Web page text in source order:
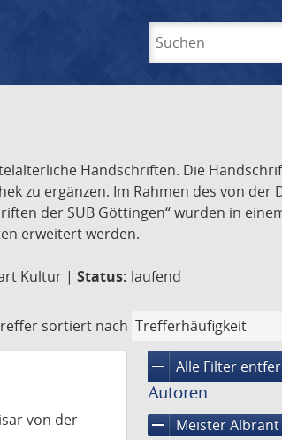
Handschriften. Die
zu ergänzen. Im Rahmen des von der
der SUB Göttingen“ wurden in
erweitert werden.
Kultur | Status: laufend
sortiert nach
remove Alle Filter
Autoren
remove Meister Albrant
von der